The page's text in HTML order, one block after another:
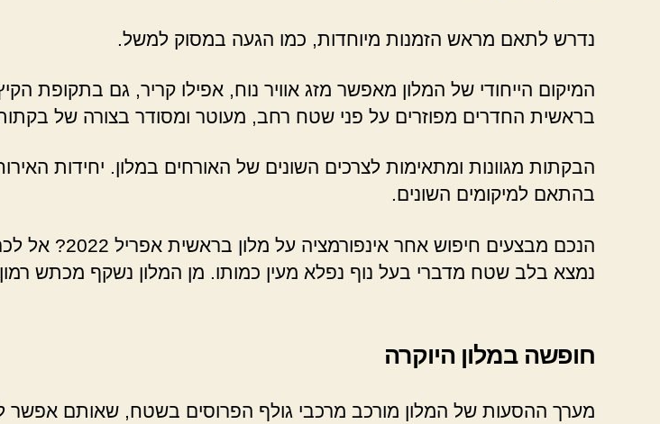
נדרש לתאם מראש הזמנות מיוחדות, כמו הגעה במסוק למשל.
המיקום הייחודי של המלון מאפשר מזג אוויר נוח, אפילו קריר, גם בתקופת
בראשית החדרים מפוזרים על פני שטח רחב, מעוטר ומסודר בצורה של
הבקתות מגוונות ומתאימות לצרכים השונים של האורחים במלון. יחידות
בהתאם למיקומים השונים.
הנכם מבצעים
נמצא בלב שטח מדברי בעל נוף נפלא מעין כמותו. מן המלון נשקף מכתש
חופשה במלון היוקרה
מערך ההסעות של המלון מורכב מרכבי גולף הפרוסים בשטח, שאותם אפשר